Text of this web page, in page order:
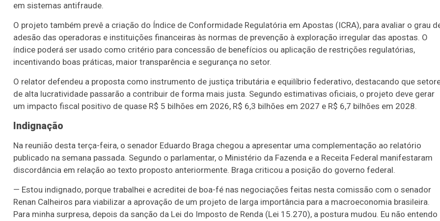
em sistemas antifraude.
O projeto também prevê a criação do Índice de Conformidade Regulatória em Apostas (ICRA), para avaliar o grau
adesão das operadoras e instituições financeiras às normas de prevenção à exploração irregular das apostas. O
índice poderá ser usado como critério para concessão de benefícios ou aplicação de restrições regulatórias,
incentivando boas práticas, maior transparência e segurança no setor.
O relator defendeu a proposta como instrumento de justiça tributária e equilíbrio federativo, destacando que
de alta lucratividade passarão a contribuir de forma mais justa. Segundo estimativas oficiais, o projeto deve gerar
um impacto fiscal positivo de quase R$ 5 bilhões em 2026, R$ 6,3 bilhões em 2027 e R$ 6,7 bilhões em 2028.
Indignação
Na reunião desta terça-feira, o senador Eduardo Braga chegou a apresentar uma complementação ao relatório
publicado na semana passada. Segundo o parlamentar, o Ministério da Fazenda e a Receita Federal manifestaram
discordância em relação ao texto proposto anteriormente. Braga criticou a posição do governo federal.
— Estou indignado, porque trabalhei e acreditei de boa-fé nas negociações feitas nesta comissão com o senador
Renan Calheiros para viabilizar a aprovação de um projeto de larga importância para a macroeconomia brasileira.
Para minha surpresa, depois da sanção da Lei do Imposto de Renda (Lei 15.270), a postura mudou. Eu não entendo